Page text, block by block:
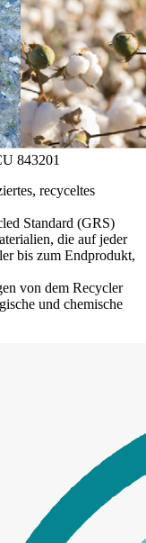
843201
recyceltes
Standard (GRS)
die auf jeder
bis zum Endprodukt,
von dem Recycler
und chemische